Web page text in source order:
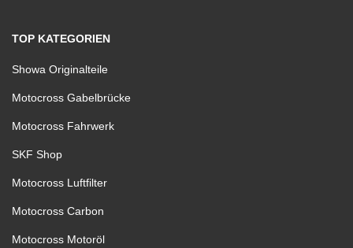
TOP KATEGORIEN
Showa Originalteile
Motocross Gabelbrücke
Motocross Fahrwerk
SKF Shop
Motocross Luftfilter
Motocross Carbon
Motocross Motoröl